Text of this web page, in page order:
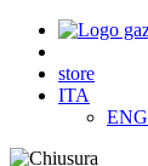
store
ITA
ENG